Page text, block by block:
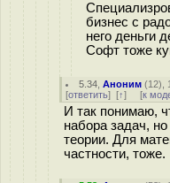
бизнес с
него деньги
Софт тоже
5.34 ,Аноним (12),
[ответить] [↑] [к
И так понимаю,
набора задач,
теории. Для
частности, тоже.